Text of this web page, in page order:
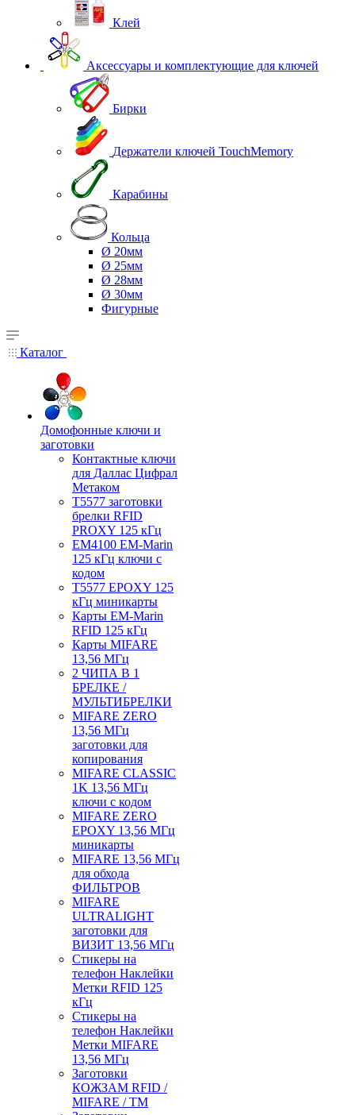
Клей
Аксессуары и комплектующие для ключей
Бирки
Держатели ключей TouchMemory
Карабины
Кольца
Ø 20мм
Ø 25мм
Ø 28мм
Ø 30мм
Фигурные
Каталог
Домофонные ключи и
заготовки
Контактные ключи
для Даллас Цифрал
Метаком
T5577 заготовки
брелки RFID
PROXY 125 кГц
EM4100 EM-Marin
125 кГц ключи с
кодом
T5577 EPOXY 125
кГц миникарты
Карты EM-Marin
RFID 125 кГц
Карты MIFARE
13,56 МГц
2 ЧИПА В 1
БРЕЛКЕ /
МУЛЬТИБРЕЛКИ
MIFARE ZERO
13,56 МГц
заготовки для
копирования
MIFARE CLASSIC
1K 13,56 МГц
ключи с кодом
MIFARE ZERO
EPOXY 13,56 МГц
миникарты
MIFARE 13,56 МГц
для обхода
ФИЛЬТРОВ
MIFARE
ULTRALIGHT
заготовки для
ВИЗИТ 13,56 МГц
Стикеры на
телефон Наклейки
Метки RFID 125
кГц
Стикеры на
телефон Наклейки
Метки MIFARE
13,56 МГц
Заготовки
КОЖЗАМ RFID /
MIFARE / TM